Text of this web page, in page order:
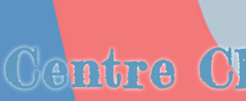
Centre